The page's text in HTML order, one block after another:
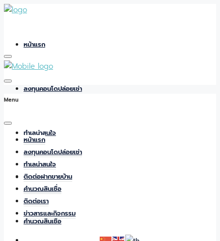
หน้าแรก
ลงทุนคอนโดปล่อยเช่า
ทำเลน่าสนใจ
ติดต่อฝากขายบ้าน
คำนวณสินเชื่อ
Menu
หน้าแรก
ลงทุนคอนโดปล่อยเช่า
ทำเลน่าสนใจ
ติดต่อฝากขายบ้าน
คำนวณสินเชื่อ
ติดต่อเรา
ข่าวสารและกิจกรรม